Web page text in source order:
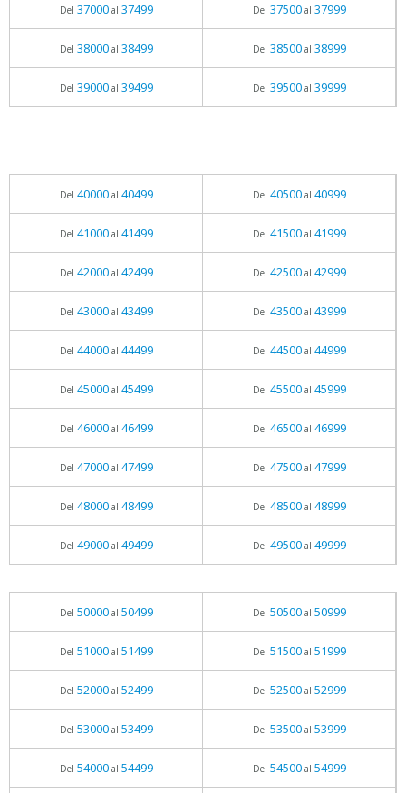
Del 37000al 37499 Del 37500al 37999
Del 38000al 38499 Del 38500al 38999
Del 39000al 39499 Del 39500al 39999
Del 40000al 40499 Del 40500al 40999
Del 41000al 41499 Del 41500al 41999
Del 42000al 42499 Del 42500al 42999
Del 43000al 43499 Del 43500al 43999
Del 44000al 44499 Del 44500al 44999
Del 45000al 45499 Del 45500al 45999
Del 46000al 46499 Del 46500al 46999
Del 47000al 47499 Del 47500al 47999
Del 48000al 48499 Del 48500al 48999
Del 49000al 49499 Del 49500al 49999
Del 50000al 50499 Del 50500al 50999
Del 51000al 51499 Del 51500al 51999
Del 52000al 52499 Del 52500al 52999
Del 53000al 53499 Del 53500al 53999
Del 54000al 54499 Del 54500al 54999